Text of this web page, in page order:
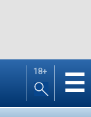
18+ ☰